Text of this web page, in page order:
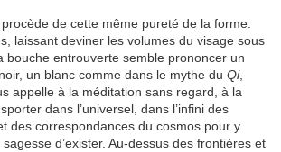
procède de cette même pureté de la forme.
laissant deviner les volumes du visage sous
bouche entrouverte semble prononcer un
un blanc comme dans le mythe du Qi,
appelle à la méditation sans regard, à la
dans l’universel, dans l’infini des
des correspondances du cosmos pour y
d’exister. Au-dessus des frontières et